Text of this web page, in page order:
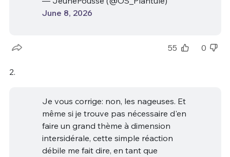
June 8, 2026
55 0
2.
Je vous corrige: non, les nageuses. Et
même si je trouve pas nécessaire d'en
faire un grand thème à dimension
intersidérale, cette simple réaction
débile me fait dire, en tant que